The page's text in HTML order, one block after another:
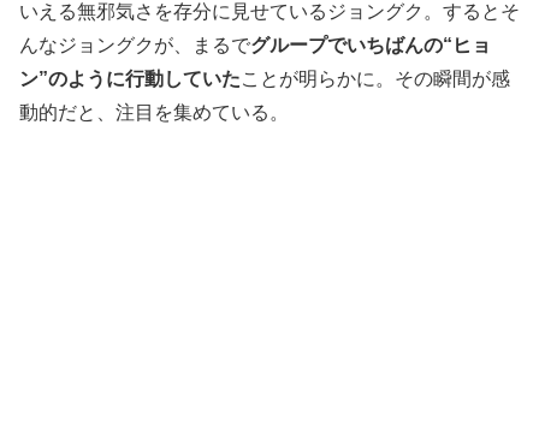
いえる無邪気さを存分に見せているジョングク。するとそ
んなジョングクが、まるでグループでいちばんの“ヒョ
ン”のように行動していたことが明らかに。その瞬間が感
動的だと、注目を集めている。